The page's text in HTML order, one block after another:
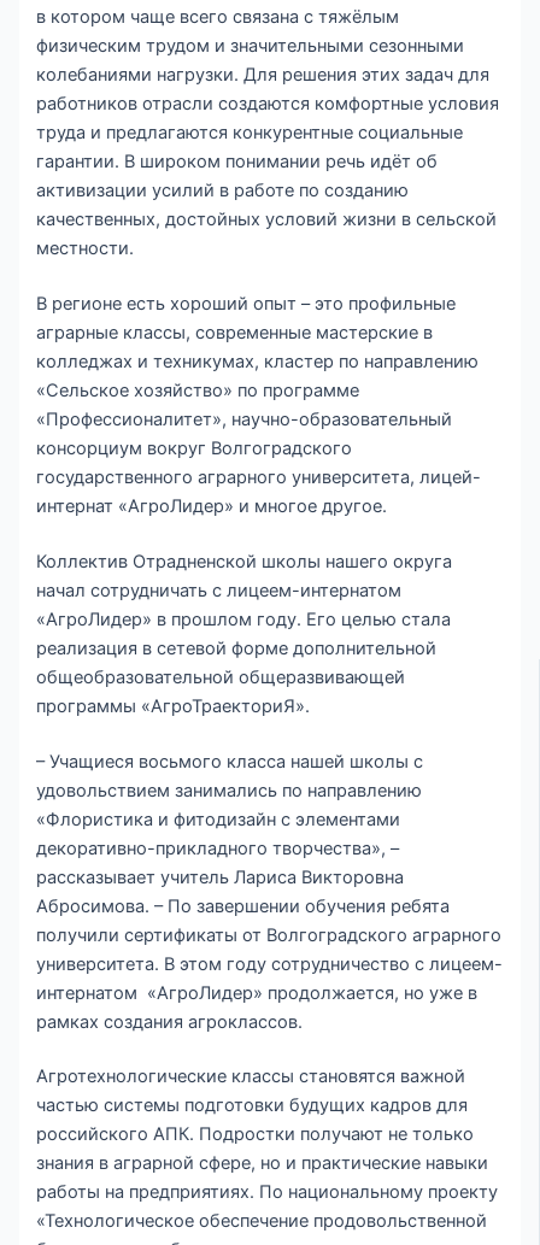
в котором чаще всего связана с тяжёлым
физическим трудом и значительными сезонными
колебаниями нагрузки. Для решения этих задач для
работников отрасли создаются комфортные условия
труда и предлагаются конкурентные социальные
гарантии. В широком понимании речь идёт об
активизации усилий в работе по созданию
качественных, достойных условий жизни в сельской
местности.
В регионе есть хороший опыт – это профильные
аграрные классы, современные мастерские в
колледжах и техникумах, кластер по направлению
«Сельское хозяйство» по программе
«Профессионалитет», научно-образовательный
консорциум вокруг Волгоградского
государственного аграрного университета, лицей-
интернат «АгроЛидер» и многое другое.
Коллектив Отрадненской школы нашего округа
начал сотрудничать с лицеем-интернатом
«АгроЛидер» в прошлом году. Его целью стала
реализация в сетевой форме дополнительной
общеобразовательной общеразвивающей
программы «АгроТраекториЯ».
– Учащиеся восьмого класса нашей школы с
удовольствием занимались по направлению
«Флористика и фитодизайн с элементами
декоративно-прикладного творчества», –
рассказывает учитель Лариса Викторовна
Абросимова. – По завершении обучения ребята
получили сертификаты от Волгоградского аграрного
университета. В этом году сотрудничество с лицеем-
интернатом «АгроЛидер» продолжается, но уже в
рамках создания агроклассов.
Агротехнологические классы становятся важной
частью системы подготовки будущих кадров для
российского АПК. Подростки получают не только
знания в аграрной сфере, но и практические навыки
работы на предприятиях. По национальному проекту
«Технологическое обеспечение продовольственной